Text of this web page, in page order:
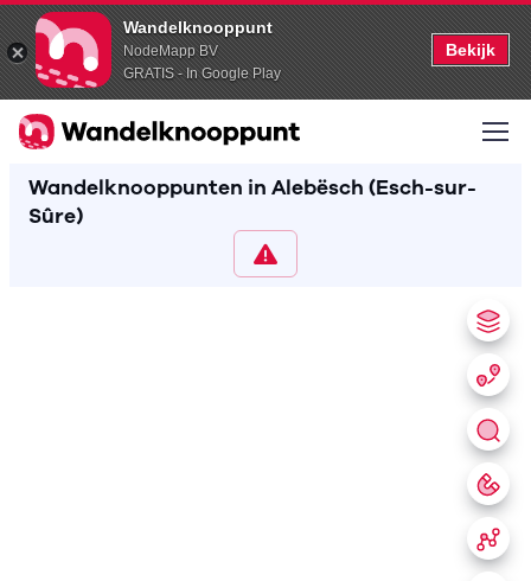
Wandelknooppunt
NodeMapp BV
GRATIS - In Google Play
Bekijk
Wandelknooppunten in Alebësch (Esch-sur-
Sûre)